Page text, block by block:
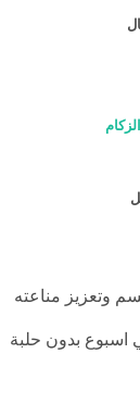
وتعزيز مناعته
اسبوع بدون حلبة